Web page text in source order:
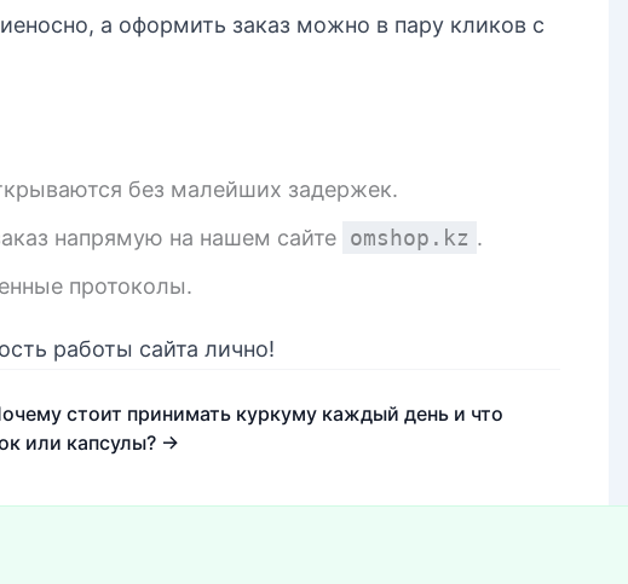
а оформить заказ можно в пару кликов с
без малейших задержек.
напрямую на нашем сайте omshop.kz .
протоколы.
работы сайта лично!
стоит принимать куркуму каждый день и что
или капсулы? →